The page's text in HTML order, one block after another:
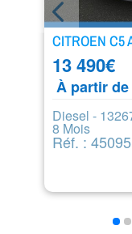
CITROEN C5
13 490€
À partir
Diesel -
8 Mois
Réf. :